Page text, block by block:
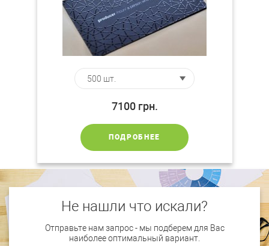
7100 грн.
ПОДРОБНЕЕ
Не нашли что искали?
Отправьте нам запрос - мы подберем для Вас
наиболее оптимальный вариант.